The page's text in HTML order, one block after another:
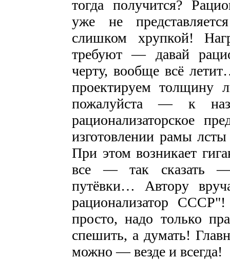
тогда получится?
уже не
слишком хрупкой!
требуют — давай
черту, вообще всё
проектируем толщину
пожалуйста — к
рационализаторское
изготовлении рамы
При этом возникает
все — так сказать —
путёвки… Автору
рационализатор
просто, надо только
спешить, а думать!
можно — везде и всегда!